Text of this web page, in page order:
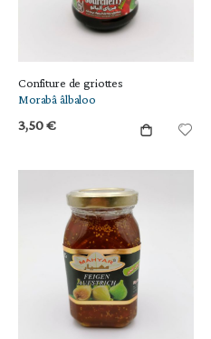
Confiture de griottes
Morabâ âlbaloo
3,50 €